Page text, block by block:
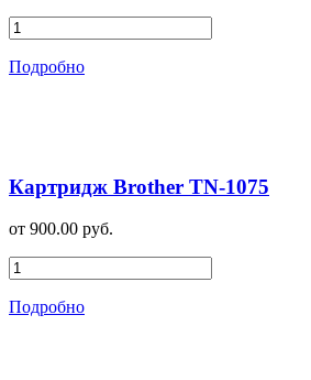
Подробно
Картридж Brother TN-1075
от 900.00 руб.
Подробно